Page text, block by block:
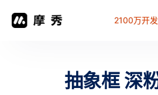
2100万开
抽象框 深